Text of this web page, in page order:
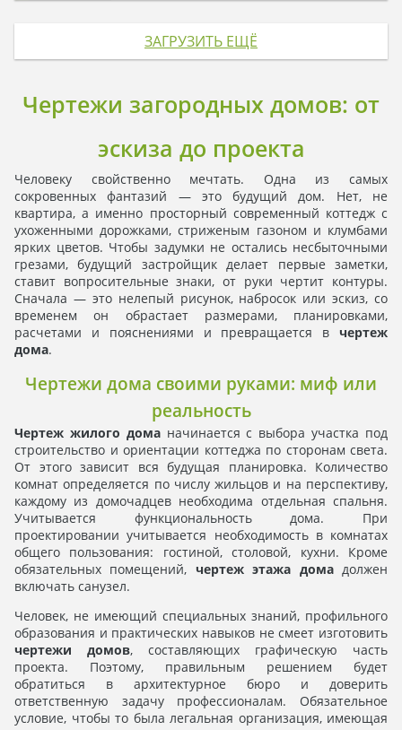
ЗАГРУЗИТЬ ЕЩЁ
Чертежи загородных домов: от
эскиза до проекта
Человеку свойственно мечтать. Одна из самых
сокровенных фантазий — это будущий дом. Нет, не
квартира, а именно просторный современный коттедж с
ухоженными дорожками, стриженым газоном и клумбами
ярких цветов. Чтобы задумки не остались несбыточными
грезами, будущий застройщик делает первые заметки,
ставит вопросительные знаки, от руки чертит контуры.
Сначала — это нелепый рисунок, набросок или эскиз, со
временем он обрастает размерами, планировками,
расчетами и пояснениями и превращается в чертеж
дома.
Чертежи дома своими руками: миф или
реальность
Чертеж жилого доманачинается с выбора участка под
строительство и ориентации коттеджа по сторонам света.
От этого зависит вся будущая планировка. Количество
комнат определяется по числу жильцов и на перспективу,
каждому из домочадцев необходима отдельная спальня.
Учитывается функциональность дома. При
проектировании учитывается необходимость в комнатах
общего пользования: гостиной, столовой, кухни. Кроме
обязательных помещений, чертеж этажа домадолжен
включать санузел.
Человек, не имеющий специальных знаний, профильного
образования и практических навыков не смеет изготовить
чертежи домов, составляющих графическую часть
проекта. Поэтому, правильным решением будет
обратиться в архитектурное бюро и доверить
ответственную задачу профессионалам. Обязательное
условие, чтобы то была легальная организация, имеющая